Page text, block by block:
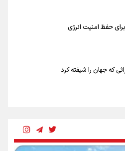
حفظ امنیت انرژی
که جهان را شیفته کرد